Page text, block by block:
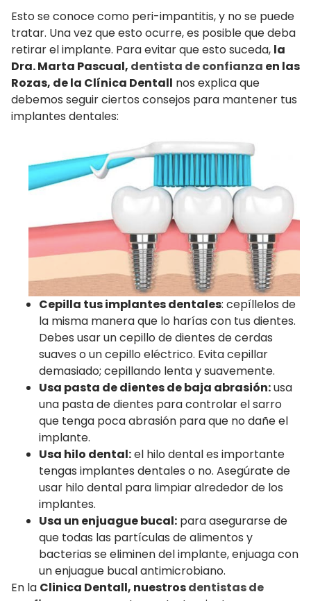
Esto se conoce como peri-impantitis, y no se puede
tratar. Una vez que esto ocurre, es posible que deba
retirar el implante. Para evitar que esto suceda, la
Dra. Marta Pascual, dentista de confianza en las
Rozas, de la Clínica Dentall nos explica que
debemos seguir ciertos consejos para mantener tus
implantes dentales:
Cepilla tus implantes dentales: cepíllelos de
la misma manera que lo harías con tus dientes.
Debes usar un cepillo de dientes de cerdas
suaves o un cepillo eléctrico. Evita cepillar
demasiado; cepillando lenta y suavemente.
Usa pasta de dientes de baja abrasión:usa
una pasta de dientes para controlar el sarro
que tenga poca abrasión para que no dañe el
implante.
Usa hilo dental:el hilo dental es importante
tengas implantes dentales o no. Asegúrate de
usar hilo dental para limpiar alrededor de los
implantes.
Usa un enjuague bucal: para asegurarse de
que todas las partículas de alimentos y
bacterias se eliminen del implante, enjuaga con
un enjuague bucal antimicrobiano.
En la Clinica Dentall, nuestrosdentistas de